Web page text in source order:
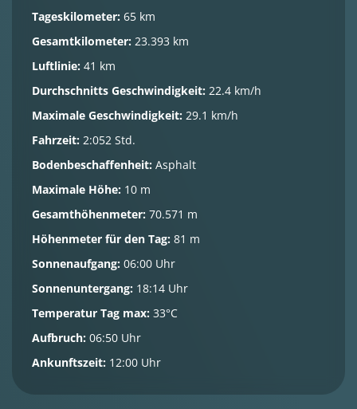
Tageskilometer: 65 km
Gesamtkilometer: 23.393 km
Luftlinie: 41 km
Durchschnitts Geschwindigkeit: 22.4 km/h
Maximale Geschwindigkeit: 29.1 km/h
Fahrzeit: 2:052 Std.
Bodenbeschaffenheit: Asphalt
Maximale Höhe: 10 m
Gesamthöhenmeter: 70.571 m
Höhenmeter für den Tag: 81 m
Sonnenaufgang: 06:00 Uhr
Sonnenuntergang: 18:14 Uhr
Temperatur Tag max: 33°C
Aufbruch: 06:50 Uhr
Ankunftszeit: 12:00 Uhr